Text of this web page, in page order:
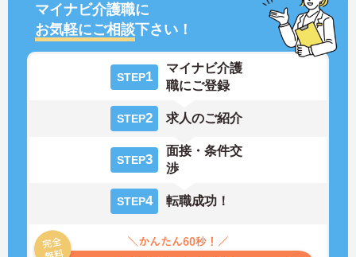
マイナビ介護職に
お気軽にご相談下さい！
STEP1
マイナビ介護
職にご登録
STEP2 求人のご紹介
STEP3
面接・条件交
渉
STEP4 転職成功！